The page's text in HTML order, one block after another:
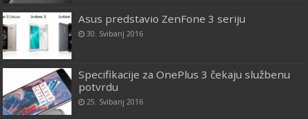
Asus predstavio ZenFone 3 seriju
30. Svibanj 2016
Specifikacije za OnePlus 3 čekaju službenu
potvrdu
25. Svibanj 2016